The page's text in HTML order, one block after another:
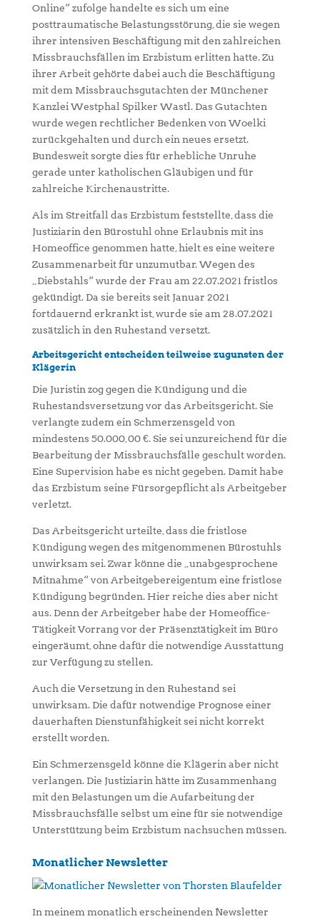
Online“ zufolge handelte es sich um eine
posttraumatische Belastungsstörung, die sie wegen
ihrer intensiven Beschäftigung mit den zahlreichen
Missbrauchsfällen im Erzbistum erlitten hatte. Zu
ihrer Arbeit gehörte dabei auch die Beschäftigung
mit dem Missbrauchsgutachten der Münchener
Kanzlei Westphal Spilker Wastl. Das Gutachten
wurde wegen rechtlicher Bedenken von Woelki
zurückgehalten und durch ein neues ersetzt.
Bundesweit sorgte dies für erhebliche Unruhe
gerade unter katholischen Gläubigen und für
zahlreiche Kirchenaustritte.
Als im Streitfall das Erzbistum feststellte, dass die
Justiziarin den Bürostuhl ohne Erlaubnis mit ins
Homeoffice genommen hatte, hielt es eine weitere
Zusammenarbeit für unzumutbar. Wegen des
„Diebstahls“ wurde der Frau am 22.07.2021 fristlos
gekündigt. Da sie bereits seit Januar 2021
fortdauernd erkrankt ist, wurde sie am 28.07.2021
zusätzlich in den Ruhestand versetzt.
Arbeitsgericht entscheiden teilweise zugunsten der
Klägerin
Die Juristin zog gegen die Kündigung und die
Ruhestandsversetzung vor das Arbeitsgericht. Sie
verlangte zudem ein Schmerzensgeld von
mindestens 50.000,00 €. Sie sei unzureichend für die
Bearbeitung der Missbrauchsfälle geschult worden.
Eine Supervision habe es nicht gegeben. Damit habe
das Erzbistum seine Fürsorgepflicht als Arbeitgeber
verletzt.
Das Arbeitsgericht urteilte, dass die fristlose
Kündigung wegen des mitgenommenen Bürostuhls
unwirksam sei. Zwar könne die „unabgesprochene
Mitnahme“ von Arbeitgebereigentum eine fristlose
Kündigung begründen. Hier reiche dies aber nicht
aus. Denn der Arbeitgeber habe der Homeoffice-
Tätigkeit Vorrang vor der Präsenztätigkeit im Büro
eingeräumt, ohne dafür die notwendige Ausstattung
zur Verfügung zu stellen.
Auch die Versetzung in den Ruhestand sei
unwirksam. Die dafür notwendige Prognose einer
dauerhaften Dienstunfähigkeit sei nicht korrekt
erstellt worden.
Ein Schmerzensgeld könne die Klägerin aber nicht
verlangen. Die Justiziarin hätte im Zusammenhang
mit den Belastungen um die Aufarbeitung der
Missbrauchsfälle selbst um eine für sie notwendige
Unterstützung beim Erzbistum nachsuchen müssen.
Monatlicher Newsletter
In meinem monatlich erscheinenden Newsletter